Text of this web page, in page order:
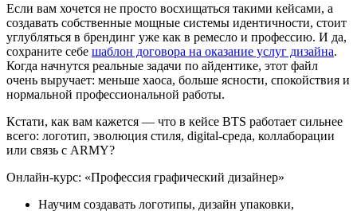
Если вам хочется не просто восхищаться такими кейсами, а
создавать собственные мощные системы идентичности, стоит
углубляться в брендинг уже как в ремесло и профессию. И да,
сохраните себе шаблон договора на оказание услуг дизайна.
Когда начнутся реальные задачи по айдентике, этот файл
очень выручает: меньше хаоса, больше ясности, спокойствия и
нормальной профессиональной работы.
Кстати, как вам кажется — что в кейсе BTS работает сильнее
всего: логотип, эволюция стиля, digital-среда, коллаборации
или связь с ARMY?
Онлайн-курс: «Профессия графический дизайнер»
Научим создавать логотипы, дизайн упаковки,